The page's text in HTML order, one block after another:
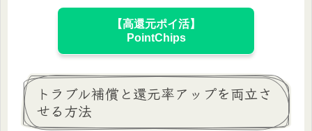
【高還元ポイ活】
PointChips
トラブル補償と還元率アップを両立さ
せる方法